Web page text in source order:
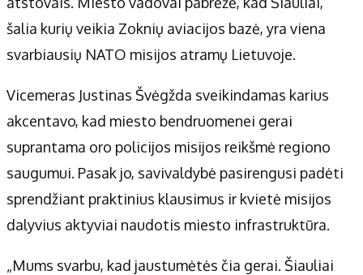
šalia kurių veikia Zoknių aviacijos bazė, yra viena
svarbiausių NATO misijos atramų Lietuvoje.
Vicemeras Justinas Švėgžda sveikindamas karius
akcentavo, kad miesto bendruomenei gerai
suprantama oro policijos misijos reikšmė regiono
saugumui. Pasak jo, savivaldybė pasirengusi padėti
sprendžiant praktinius klausimus ir kvietė misijos
dalyvius aktyviai naudotis miesto infrastruktūra.
„Mums svarbu, kad jaustumėtės čia gerai. Šiauliai